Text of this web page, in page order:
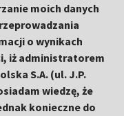
moich danych
o wynikach
iż administratorem
S.A. (ul. J.P.
wiedzę, że
konieczne do